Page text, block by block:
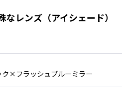
レンズ（アイシェード）
ク×フラッシュブルーミラー